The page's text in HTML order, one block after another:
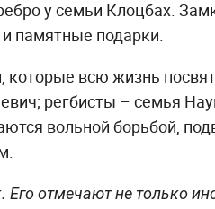
у семьи Клоцбах.
памятные подарки.
всю жизнь
регбисты – семья
вольной борьбой,
отмечают не только